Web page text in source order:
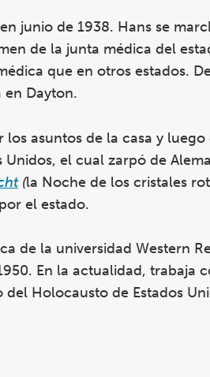
en junio de 1938. Hans se
de la junta médica del
que en otros estados.
en Dayton.
asuntos de la casa y
el cual zarpó de
(la Noche de los cristales
el estado.
de la universidad Western
En la actualidad, trabaja
Holocausto de Estados